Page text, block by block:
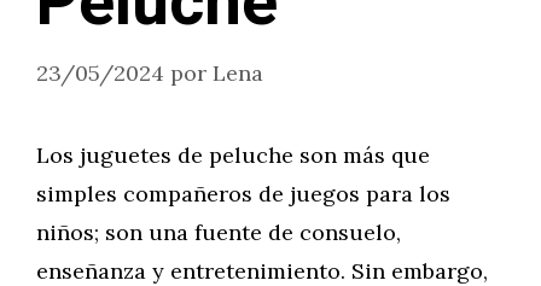
23/05/2024 por Lena
Los juguetes de peluche son más que
simples compañeros de juegos para los
niños; son una fuente de consuelo,
enseñanza y entretenimiento. Sin embargo,